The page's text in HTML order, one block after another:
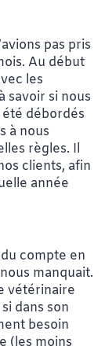
pas pris
Au début
les
savoir si nous
débordés
à nous
règles. Il
clients, afin
année
compte en
manquait.
vétérinaire
dans son
besoin
(les moins